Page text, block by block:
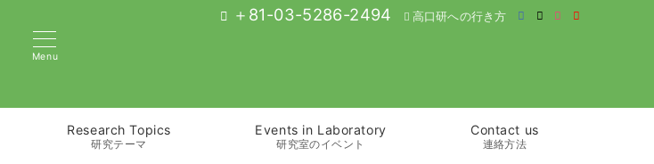
＋81-03-5286-2494 高口研への行き方
Menu
Research Topics
研究テーマ
Events in Laboratory
研究室のイベント
Contact us
連絡方法